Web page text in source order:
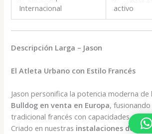
Internacional
activo
Descripción Larga – Jason
El Atleta Urbano con Estilo Francés
Jason personifica la potencia moderna de
Bulldog en venta en Europa, fusionando
tradicional francés con capacidades
Criado en nuestras instalaciones